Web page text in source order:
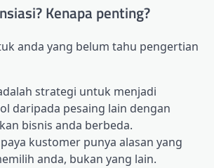
Kenapa penting?
anda yang belum tahu pengertian
strategi untuk menjadi
daripada pesaing lain dengan
bisnis anda berbeda.
kustomer punya alasan yang
anda, bukan yang lain.